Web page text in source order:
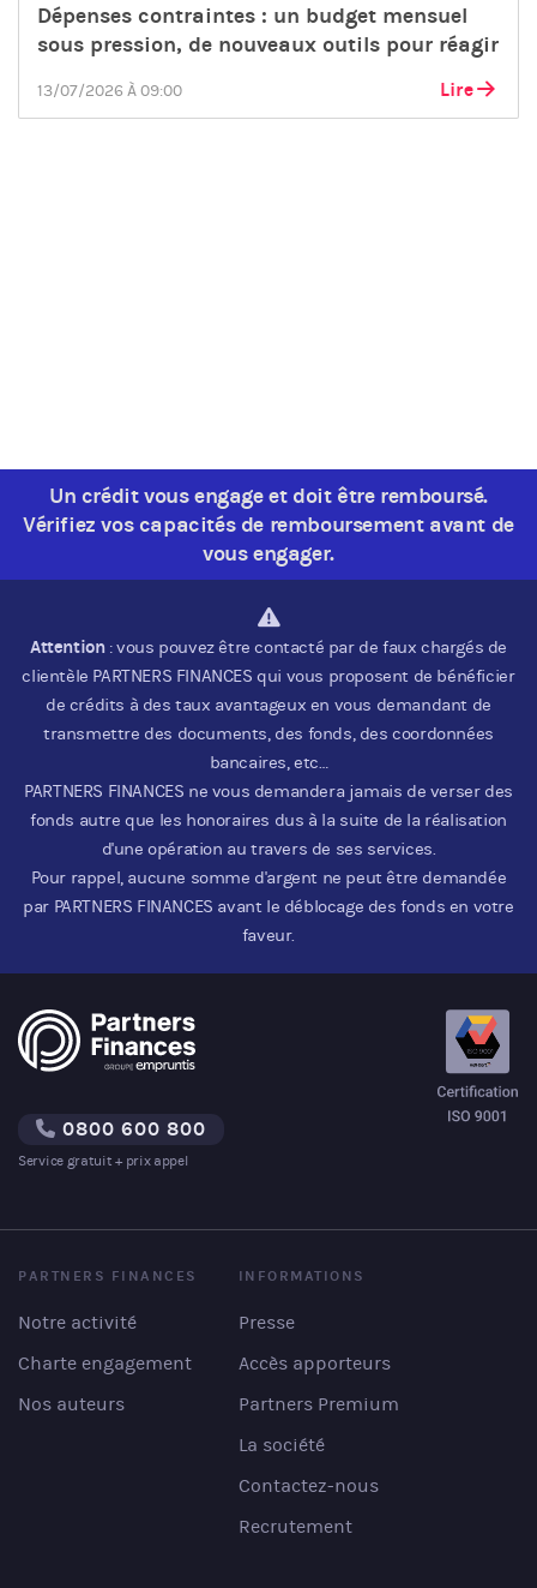
Dépenses contraintes : un budget mensuel
sous pression, de nouveaux outils pour réagir
13/07/2026 À 09:00 Lire
Un crédit vous engage et doit être remboursé.
Vérifiez vos capacités de remboursement avant de
vous engager.
Attention: vous pouvez être contacté par de faux chargés de
clientèle PARTNERS FINANCES qui vous proposent de bénéficier
de crédits à des taux avantageux en vous demandant de
transmettre des documents, des fonds, des coordonnées
bancaires, etc…
PARTNERS FINANCES ne vous demandera jamais de verser des
fonds autre que les honoraires dus à la suite de la réalisation
d'une opération au travers de ses services.
Pour rappel, aucune somme d'argent ne peut être demandée
par PARTNERS FINANCES avant le déblocage des fonds en votre
faveur.
0800 600 800
Service gratuit + prix appel
PARTNERS FINANCES
Notre activité
Charte engagement
Nos auteurs
INFORMATIONS
Presse
Accès apporteurs
Partners Premium
La société
Contactez-nous
Recrutement